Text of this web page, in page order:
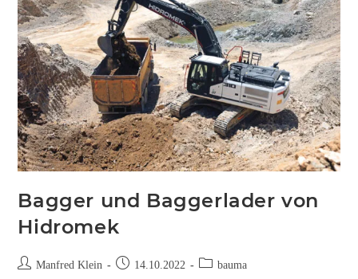
Bagger und Baggerlader von
Hidromek
Manfred Klein 14.10.2022 bauma